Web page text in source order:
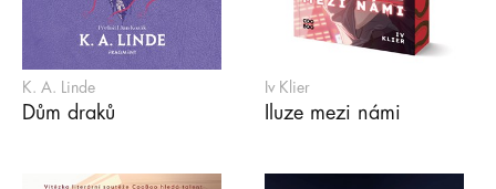
K. A. Linde
Dům draků
Iv Klier
Iluze mezi námi